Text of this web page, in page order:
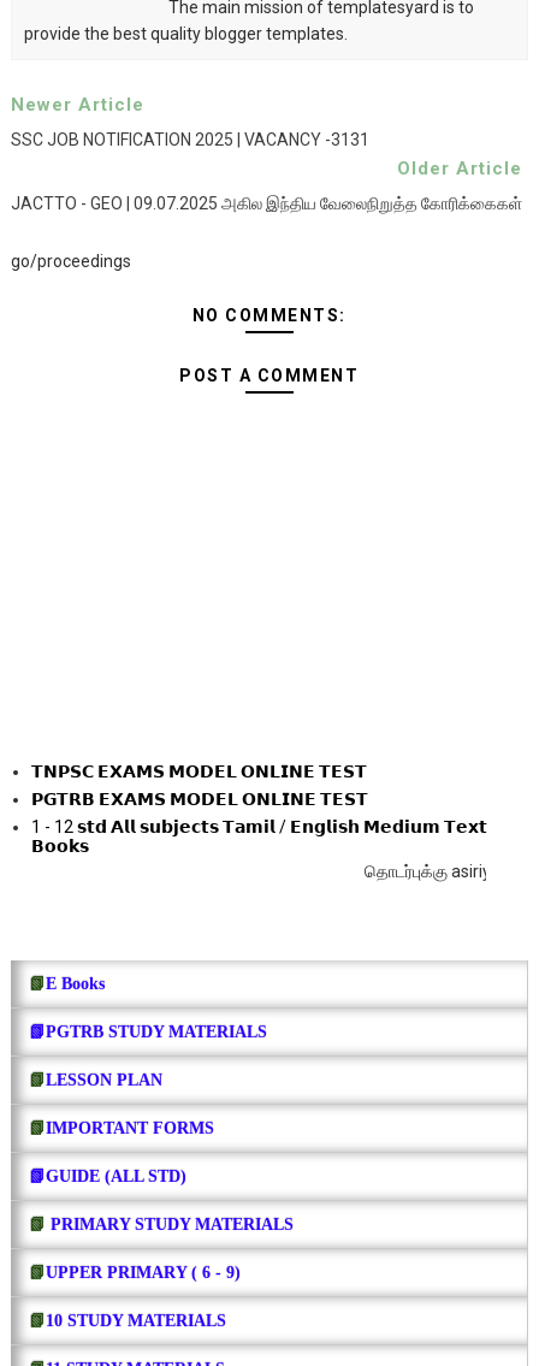
The main mission of templatesyard is to
provide the best quality blogger templates.
Newer Article
SSC JOB NOTIFICATION 2025 | VACANCY -3131
Older Article
JACTTO - GEO | 09.07.2025 அகில இந்திய வேலைநிறுத்த கோரிக்கைகள்
go/proceedings
NO COMMENTS:
POST A COMMENT
𝗧𝗡𝗣𝗦𝗖 𝗘𝗫𝗔𝗠𝗦 𝗠𝗢𝗗𝗘𝗟 𝗢𝗡𝗟𝗜𝗡𝗘 𝗧𝗘𝗦𝗧
𝗣𝗚𝗧𝗥𝗕 𝗘𝗫𝗔𝗠𝗦 𝗠𝗢𝗗𝗘𝗟 𝗢𝗡𝗟𝗜𝗡𝗘 𝗧𝗘𝗦𝗧
1 - 12 𝘀𝘁𝗱 𝗔𝗹𝗹 𝘀𝘂𝗯𝗷𝗲𝗰𝘁𝘀 𝗧𝗮𝗺𝗶𝗹 / 𝗘𝗻𝗴𝗹𝗶𝘀𝗵 𝗠𝗲𝗱𝗶𝘂𝗺 𝗧𝗲𝘅𝘁
𝗕𝗼𝗼𝗸𝘀
தொடர்புக்கு
📗E Books
📗PGTRB STUDY MATERIALS
📗LESSON PLAN
📗IMPORTANT FORMS
📗GUIDE (ALL STD)
📗 PRIMARY STUDY MATERIALS
📗UPPER PRIMARY ( 6 - 9)
📗 10 STUDY MATERIALS